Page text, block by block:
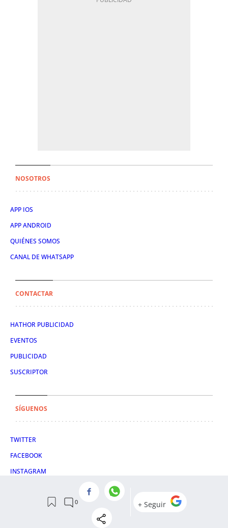
NOSOTROS
APP IOS
APP ANDROID
QUIÉNES SOMOS
CANAL DE WHATSAPP
CONTACTAR
HATHOR PUBLICIDAD
EVENTOS
PUBLICIDAD
SUSCRIPTOR
SÍGUENOS
TWITTER
FACEBOOK
INSTAGRAM